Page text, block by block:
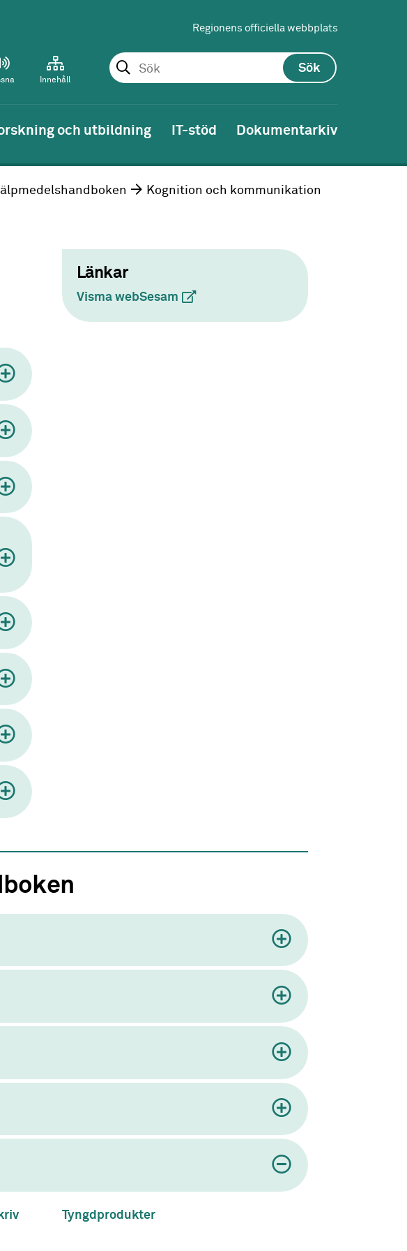
Regionens officiella webbplats
Sök
Innehåll
och utbildning IT-stöd Dokumentarkiv
Kognition och kommunikation
Länkar
Visma webSesam (extern länk)
Tyngdprodukter